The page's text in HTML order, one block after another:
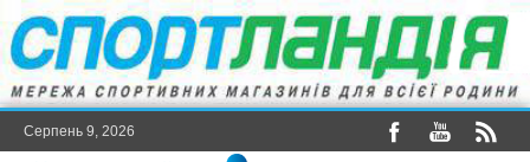
Серпень 9, 2026